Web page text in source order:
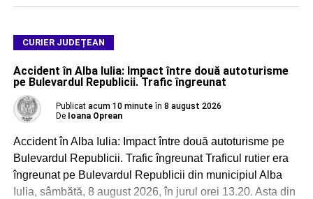
CURIER JUDEȚEAN
Accident în Alba Iulia: Impact între două autoturisme
pe Bulevardul Republicii. Trafic îngreunat
Publicat acum 10 minute în 8 august 2026
De Ioana Oprean
Accident în Alba Iulia: Impact între două autoturisme pe
Bulevardul Republicii. Trafic îngreunat Traficul rutier era
îngreunat pe Bulevardul Republicii din municipiul Alba
Iulia, sâmbătă, 8 august 2026, în jurul orei 13.20. Asta din